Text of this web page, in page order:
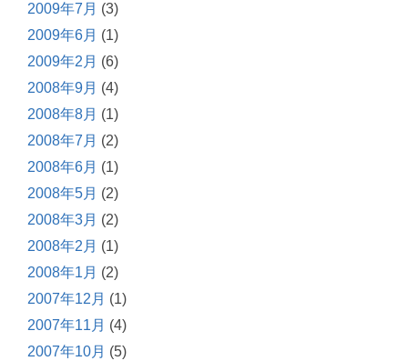
2009年7月 (3)
2009年6月 (1)
2009年2月 (6)
2008年9月 (4)
2008年8月 (1)
2008年7月 (2)
2008年6月 (1)
2008年5月 (2)
2008年3月 (2)
2008年2月 (1)
2008年1月 (2)
2007年12月 (1)
2007年11月 (4)
2007年10月 (5)